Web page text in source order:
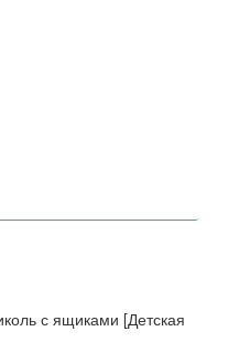
с ящиками [Детская